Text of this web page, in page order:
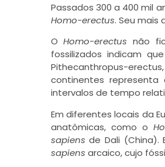
Passados 300 a 400 mil
Homo-erectus. Seu mais
OHomo-erectus não
fossilizados indicam
Pithecanthropus-
continentes
intervalos de tempo
Em diferentes locais da
anatômicas, como o
sapiens de Dali (China).
sapiens arcaico, cujo